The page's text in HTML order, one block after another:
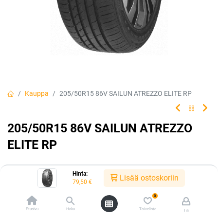
Hinta:
79,50 € Lisää ostoskoriin
Etusivu Haku
0
Toivelista Tili
Kauppa 205/50R15 86V SAILUN ATREZZO ELITE RP
205/50R15 86V SAILUN ATREZZO
ELITE RP
8848116036887 Tuotekoodi: 329755
79,50€